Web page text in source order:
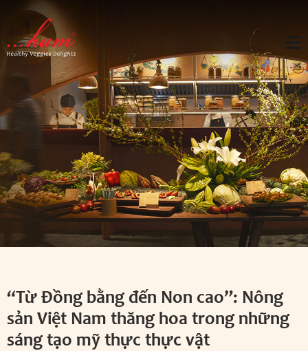
“Từ Đồng bằng đến Non cao”: Nông
sản Việt Nam thăng hoa trong những
sáng tạo mỹ thực thực vật